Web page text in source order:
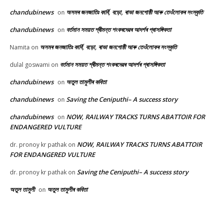
chandubinews on অসমৰ জনজাতিঃ কাৰ্বি, বড়ো, ৰাভা জনগোষ্ঠী আৰু তেওঁলোকৰ সংস্কৃতি
chandubinews on বৰ্তমান সময়ত শ্ৰীমন্ত শংকৰদেৱৰ আদৰ্শৰ প্ৰাসঙ্গিকতা
Namita on অসমৰ জনজাতিঃ কাৰ্বি, বড়ো, ৰাভা জনগোষ্ঠী আৰু তেওঁলোকৰ সংস্কৃতি
dulal goswami on বৰ্তমান সময়ত শ্ৰীমন্ত শংকৰদেৱৰ আদৰ্শৰ প্ৰাসঙ্গিকতা
chandubinews on অতুল তামুলীৰ কবিতা
chandubinews on Saving the Ceniputhi– A success story
chandubinews on NOW, RAILWAY TRACKS TURNS ABATTOIR FOR
ENDANGERED VULTURE
dr. pronoy kr pathak on NOW, RAILWAY TRACKS TURNS ABATTOIR
FOR ENDANGERED VULTURE
dr. pronoy kr pathak on Saving the Ceniputhi– A success story
অতুল তামুলী on অতুল তামুলীৰ কবিতা